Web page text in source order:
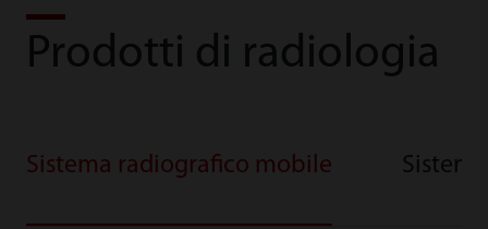
Prodotti di radiologia
Sistema radiografico mobile